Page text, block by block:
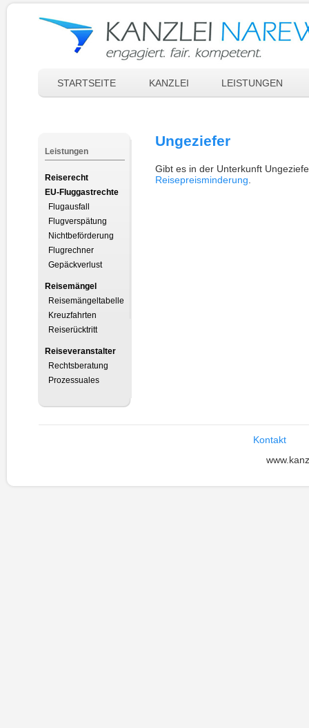
STARTSEITE KANZLEI LEISTUNGEN
Ungeziefer
Gibt es in der Unterkunft
Reisepreisminderung
Leistungen
Reiserecht
EU-Fluggastrechte
Flugausfall
Flugverspätung
Nichtbeförderung
Flugrechner
Gepäckverlust
Reisemängel
Reisemängeltabelle
Kreuzfahrten
Reiserücktritt
Reiseveranstalter
Rechtsberatung
Prozessuales
Kontakt